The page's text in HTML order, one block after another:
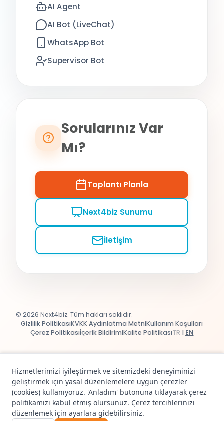
AI Agent
AI Bot (LiveChat)
WhatsApp Bot
Supervisor Bot
Sorularınız Var
Mı?
Toplantı Planla
Next4biz Sunumu
İletişim
© 2026 Next4biz. Tüm hakları saklıdır.
Gizlilik PolitikasıKVKK Aydınlatma MetniKullanım Koşulları
Çerez Politikasıİçerik BildirimiKalite PolitikasıTR | EN
Hizmetlerimizi iyileştirmek ve sitemizdeki deneyiminizi
geliştirmek için yasal düzenlemelere uygun çerezler
(cookies) kullanıyoruz. 'Anladım' butonuna tıklayarak çerez
politikamızı kabul etmiş olursunuz. Çerez tercihlerinizi
düzenlemek için ayarlara gidebilirsiniz.